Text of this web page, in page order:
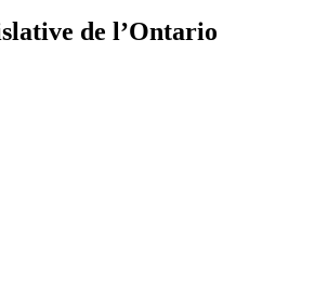
été
m’a
de l’Ontario